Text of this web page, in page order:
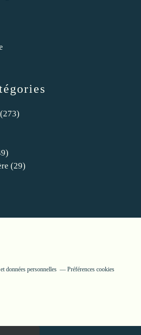
(273)
(29)
données personnelles Préférences cookies